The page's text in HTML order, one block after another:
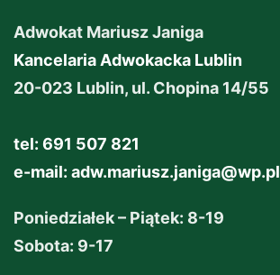
Adwokat Mariusz Janiga
Kancelaria Adwokacka Lublin
20-023 Lublin, ul. Chopina 14/55
tel: 691 507 821
e-mail: adw.mariusz.janiga@wp.pl
Poniedziałek – Piątek: 8-19
Sobota: 9-17